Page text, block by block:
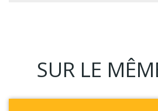
SUR LE